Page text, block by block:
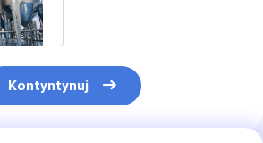
Kontyntynuj